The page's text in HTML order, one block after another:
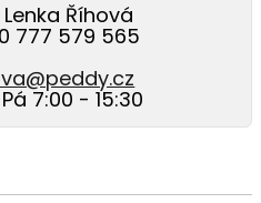
Lenka Říhová
777 579 565
7:00 - 15:30